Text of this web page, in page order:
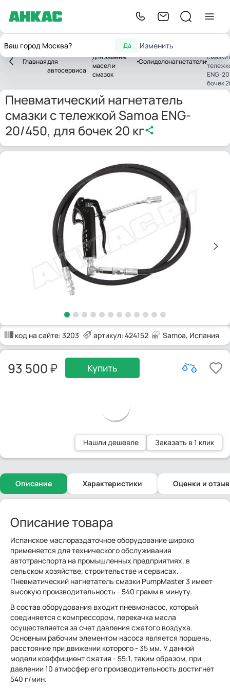
Ваш город Москва? Да Изменить
Главнаядля
автосервиса
Оборудование
для замены
масел и
смазок
Солидолонагнетателисмазки
ENG-
бочек
Пневматический нагнетатель
смазки с тележкой Samoa ENG-
20/450, для бочек 20 кг
код на сайте: 3203 артикул: 424152 Samoa, Испания
93 500 Купить
Нашли дешевле Заказать в 1 клик
Описание Характеристики Оценки и
Описание товара
Испанское маслораздаточное оборудование широко
применяется для технического обслуживания
автотранспорта на промышленных предприятиях, в
сельском хозяйстве, строительстве и сервисах.
Пневматический нагнетатель смазки PumpMaster 3 имеет
высокую производительность - 540 грамм в минуту.
В состав оборудования входит пневмонасос, который
соединяется с компрессором, перекачка масла
осуществляется за счет давления сжатого воздуха.
Основным рабочим элементом насоса является поршень,
расстояние при движении которого - 35 мм. У данной
модели коэффициент сжатия - 55:1, таким образом, при
давлении 10 атмосфер его производительность достигнет
540 г/мин.